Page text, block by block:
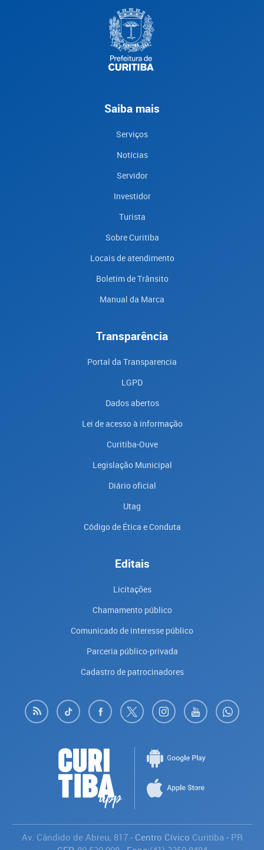
Saiba mais
Serviços
Notícias
Servidor
Investidor
Turista
Sobre Curitiba
Locais de atendimento
Boletim de Trânsito
Manual da Marca
Transparência
Portal da Transparencia
LGPD
Dados abertos
Lei de acesso à informação
Curitiba-Ouve
Legislação Municipal
Diário oficial
Utag
Código de Ética e Conduta
Editais
Licitações
Chamamento público
Comunicado de interesse público
Parceria público-privada
Cadastro de patrocinadores
Av. Cândido de Abreu, 817- Centro Cívico Curitiba- PR